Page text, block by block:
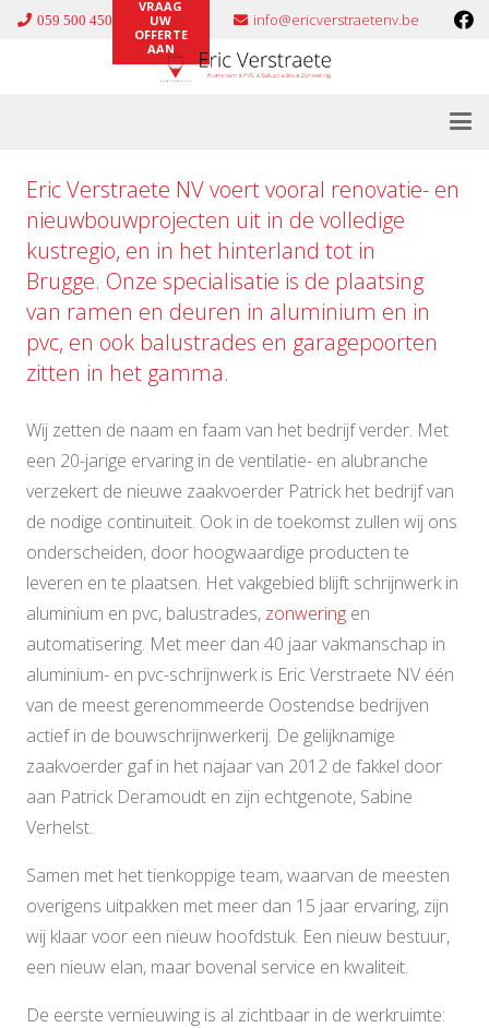
059 500 450
VRAAG
UW
OFFERTE
AAN
info@ericverstraetenv.be
Eric Verstraete NV voert vooral renovatie- en
nieuwbouwprojecten uit in de volledige
kustregio, en in het hinterland tot in
Brugge. Onze specialisatie is de plaatsing
van ramen en deuren in aluminium en in
pvc, en ook balustrades en garagepoorten
zitten in het gamma.
Wij zetten de naam en faam van het bedrijf verder. Met
een 20-jarige ervaring in de ventilatie- en alubranche
verzekert de nieuwe zaakvoerder Patrick het bedrijf van
de nodige continuïteit. Ook in de toekomst zullen wij ons
onderscheiden, door hoogwaardige producten te
leveren en te plaatsen. Het vakgebied blijft schrijnwerk in
aluminium en pvc, balustrades, zonwering en
automatisering. Met meer dan 40 jaar vakmanschap in
aluminium- en pvc-schrijnwerk is Eric Verstraete NV één
van de meest gerenommeerde Oostendse bedrijven
actief in de bouwschrijnwerkerij. De gelijknamige
zaakvoerder gaf in het najaar van 2012 de fakkel door
aan Patrick Deramoudt en zijn echtgenote, Sabine
Verhelst.
Samen met het tienkoppige team, waarvan de meesten
overigens uitpakken met meer dan 15 jaar ervaring, zijn
wij klaar voor een nieuw hoofdstuk. Een nieuw bestuur,
een nieuw elan, maar bovenal service en kwaliteit.
De eerste vernieuwing is al zichtbaar in de werkruimte: